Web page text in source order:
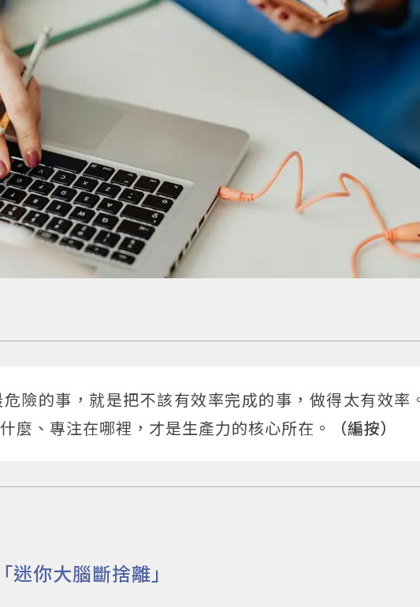
險的事，就是把不該有效率完成的事，做得太有效率
麼、專注在哪裡，才是生產力的核心所在。
（編按）
你大腦斷捨離」